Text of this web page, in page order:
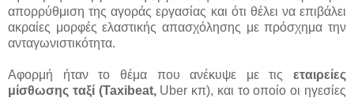
απορρύθμιση της αγοράς εργασίας και ότι θέλει να επιβάλει
ακραίες μορφές ελαστικής απασχόλησης με πρόσχημα την
ανταγωνιστικότητα.
Αφορμή ήταν το θέμα που ανέκυψε με τις εταιρείες
μίσθωσης ταξί (Taxibeat,Uber κπ), και το οποίο οι ηγεσίες